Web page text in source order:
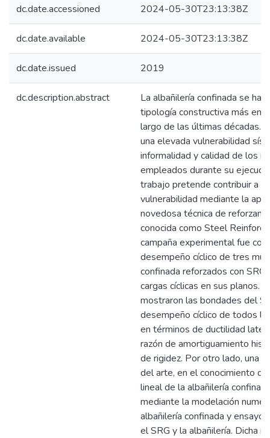
dc.date.accessioned 2024-05-30T23:13:38Z
dc.date.available 2024-05-30T23:13:38Z
dc.date.issued 2019
dc.description.abstract
La albañilería confinada se ha
tipología constructiva más
largo de las últimas décadas.
una elevada vulnerabilidad
informalidad y calidad de los
empleados durante su
trabajo pretende contribuir a
vulnerabilidad mediante la
novedosa técnica de
conocida como Steel
campaña experimental fue
desempeño cíclico de tres
confinada reforzados con
cargas cíclicas en sus planos.
mostraron las bondades del
desempeño cíclico de todos
en términos de ductilidad
razón de amortiguamiento
de rigidez. Por otro lado, una
del arte, en el conocimiento
lineal de la albañilería
mediante la modelación
albañilería confinada y
el SRG y la albañilería. Dicha